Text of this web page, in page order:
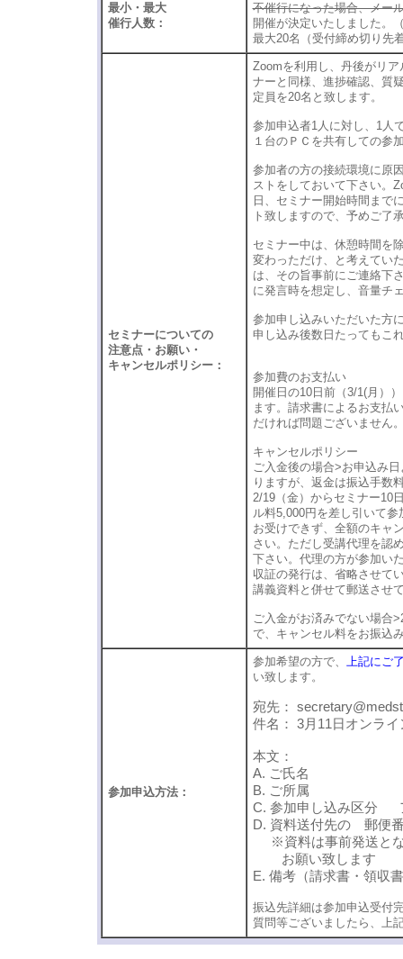
最小・最大
催行人数：
不催行になった場合、メー
開催が決定いたしました。
最大20名（受付締め切り先
セミナーについての
注意点・お願い・
キャンセルポリシー：
Zoomを利用し、丹後がリ
ナーと同様、進捗確認、質
定員を20名と致します。
参加申込者1人に対し、1人
１台のＰＣを共有しての参
参加者の方の接続環境に原
ストをしておいて下さい。
日、セミナー開始時間まで
ト致しますので、予めご了
セミナー中は、休憩時間を
変わっただけ、と考えてい
は、その旨事前にご連絡下
に発言時を想定し、音量チ
参加申し込みいただいた方
申し込み後数日たってもこ
参加費のお支払い
開催日の10日前（3/1(月）
ます。請求書によるお支払
だければ問題ございません
キャンセルポリシー
ご入金後の場合>お申込み
りますが、返金は振込手数
2/19（金）からセミナー10
ル料5,000円を差し引いて
お受けできず、全額のキャ
さい。ただし受講代理を認
下さい。代理の方が参加い
収証の発行は、省略させて
講義資料と併せて郵送させ
ご入金がお済みでない場合
で、キャンセル料をお振込
参加申込方法：
参加希望の方で、 上記にご
い致します。
宛先：
件名： 3月11日オンラ
本文：
A. ご氏名
B. ご所属
C. 参加申し込み区分
D. 資料送付先の 郵便
※資料は事前発送とな
お願い致します
E. 備考（請求書・領収
振込先詳細は参加申込受付
質問等ございましたら、上